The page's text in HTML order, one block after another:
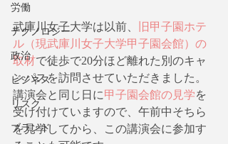
労働
テクノロジー
政治
ビジネス
リスク
ブランド
武庫川女子大学は以前、
旧甲子園ホテ
ル（現武庫川女子大学甲子園会館）の
取材で徒歩で20分ほど離れた別のキャ
ンパスを訪問させていただきました。
講演会と同じ日に甲子園会館の見学を
受け付けていますので、午前中そちら
を見学してから、この講演会に参加す